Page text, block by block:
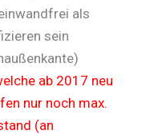
als
sein
ab 2017 neu
nur noch max.
(an